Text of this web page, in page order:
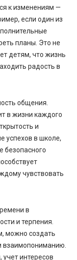
к изменениям —
если один из
планы. Это не
детям, что жизнь
радость в
общения.
в жизни каждого
и
успехов в школе,
безопасного
чувствовать
в
и терпения.
можно создать
взаимопониманию.
интересов